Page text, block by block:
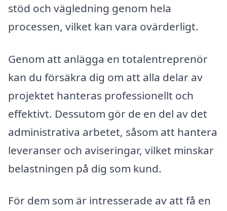
stöd och vägledning genom hela
processen, vilket kan vara ovärderligt.
Genom att anlägga en totalentreprenör
kan du försäkra dig om att alla delar av
projektet hanteras professionellt och
effektivt. Dessutom gör de en del av det
administrativa arbetet, såsom att hantera
leveranser och aviseringar, vilket minskar
belastningen på dig som kund.
För dem som är intresserade av att få en